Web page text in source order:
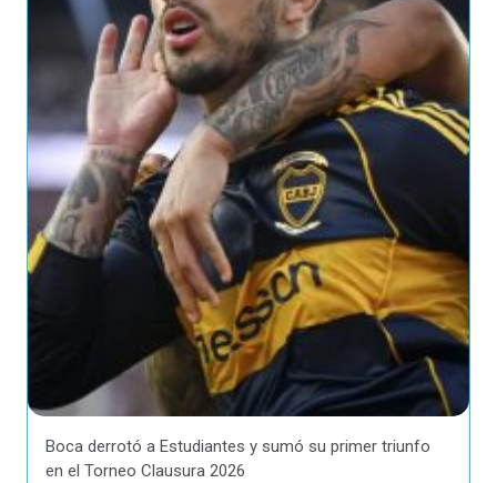
Boca derrotó a Estudiantes y sumó su primer triunfo
en el Torneo Clausura 2026